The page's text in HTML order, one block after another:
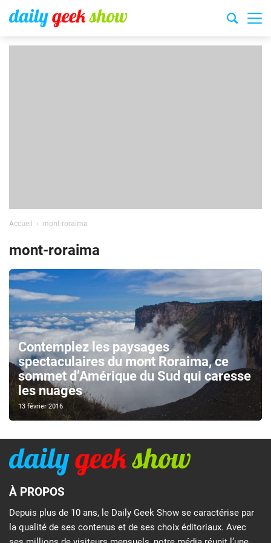
Accueil mont-roraima
mont-roraima
Contemplez les paysages
spectaculaires du mont Roraima, ce
sommet d’Amérique du Sud qui caresse
les nuages
13 février 2016
À PROPOS
Depuis plus de 10 ans, le Daily Geek Show se caractérise par
la qualité de ses contenus et de ses choix éditoriaux. Avec